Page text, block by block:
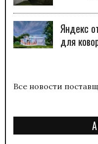
Яндекс
для
Все новости